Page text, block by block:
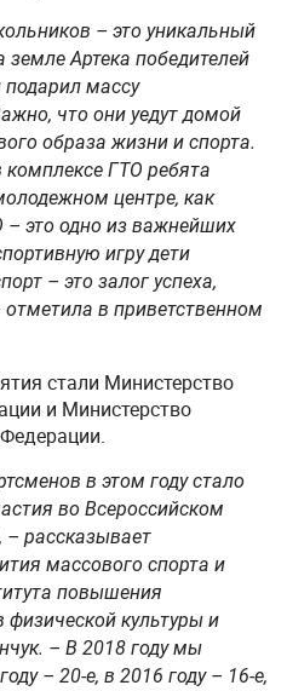
– это уникальный
Артека победителей
подарил массу
что они уедут домой
образа жизни и спорта.
ГТО ребята
центре, как
это одно из важнейших
игру дети
– это залог успеха,
в приветственном
стали Министерство
и Министерство
в этом году стало
во Всероссийском
– рассказывает
массового спорта и
повышения
культуры и
– В 2018 году мы
– 20-е, в 2016 году – 16-е,